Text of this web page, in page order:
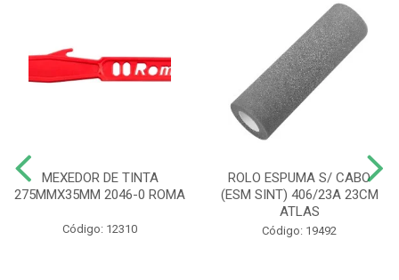
MEXEDOR DE TINTA
275MMX35MM 2046-0 ROMA
Código: 12310
ROLO ESPUMA S/ CABO
(ESM SINT) 406/23A 23CM
ATLAS
Código: 19492